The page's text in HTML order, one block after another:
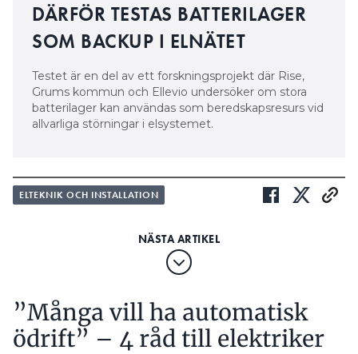
DÄRFÖR TESTAS BATTERILAGER
SOM BACKUP I ELNÄTET
Testet är en del av ett forskningsprojekt där Rise,
Grums kommun och Ellevio undersöker om stora
batterilager kan användas som beredskapsresurs vid
allvarliga störningar i elsystemet.
ELTEKNIK OCH INSTALLATION
”Många vill ha automatisk
ödrift” – 4 råd till elektriker